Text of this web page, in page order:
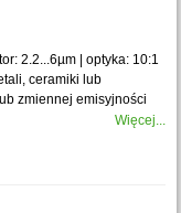
2.2...6µm | optyka: 10:1
ceramiki lub
zmiennej emisyjności
Więcej...